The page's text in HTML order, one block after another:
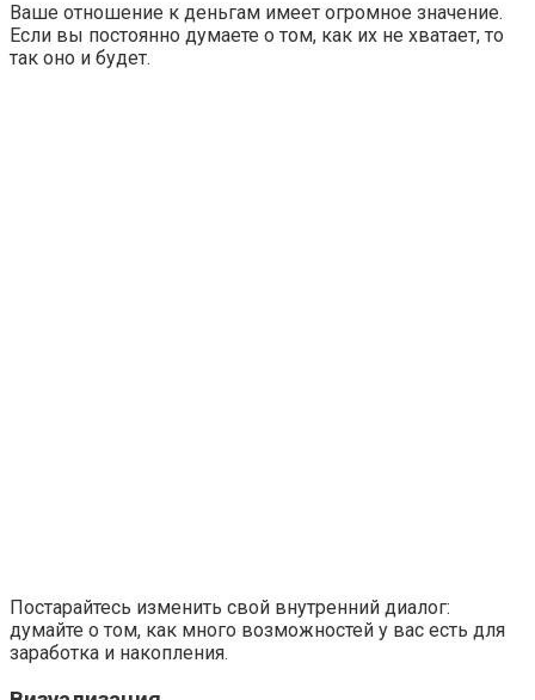
Ваше отношение к деньгам имеет огромное значение.
Если вы постоянно думаете о том, как их не хватает, то
так оно и будет.
Постарайтесь изменить свой внутренний диалог:
думайте о том, как много возможностей у вас есть для
заработка и накопления.